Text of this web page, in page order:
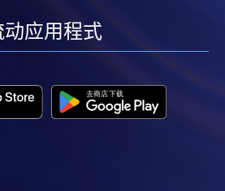
linkedin
动应用程式